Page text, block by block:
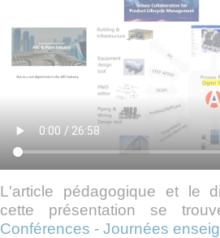
L'article pédagogique et le
cette présentation se
Conférences - Journées